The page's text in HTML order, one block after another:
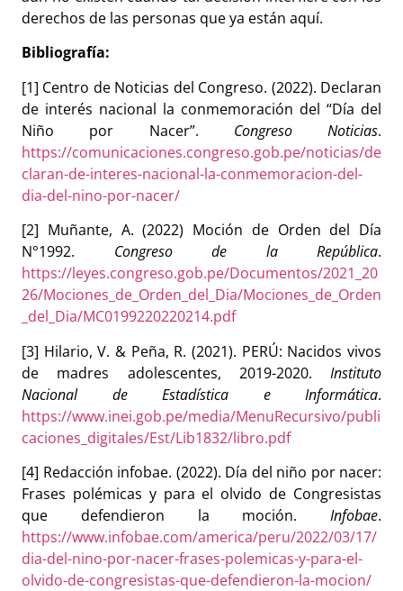
derechos de las personas que ya están aquí.
Bibliografía:
[1] Centro de Noticias del Congreso. (2022). Declaran
de interés nacional la conmemoración del “Día del
Niño por Nacer”. Congreso Noticias.
https://comunicaciones.congreso.gob.pe/noticias/de
claran-de-interes-nacional-la-conmemoracion-del-
dia-del-nino-por-nacer/
[2] Muñante, A. (2022) Moción de Orden del Día
N°1992. Congreso de la República.
https://leyes.congreso.gob.pe/Documentos/2021_20
26/Mociones_de_Orden_del_Dia/Mociones_de_Orden
_del_Dia/MC0199220220214.pdf
[3] Hilario, V. & Peña, R. (2021). PERÚ: Nacidos vivos
de madres adolescentes, 2019-2020. Instituto
Nacional de Estadística e Informática.
https://www.inei.gob.pe/media/MenuRecursivo/publi
caciones_digitales/Est/Lib1832/libro.pdf
[4] Redacción infobae. (2022). Día del niño por nacer:
Frases polémicas y para el olvido de Congresistas
que defendieron la moción. Infobae.
https://www.infobae.com/america/peru/2022/03/17/
dia-del-nino-por-nacer-frases-polemicas-y-para-el-
olvido-de-congresistas-que-defendieron-la-mocion/